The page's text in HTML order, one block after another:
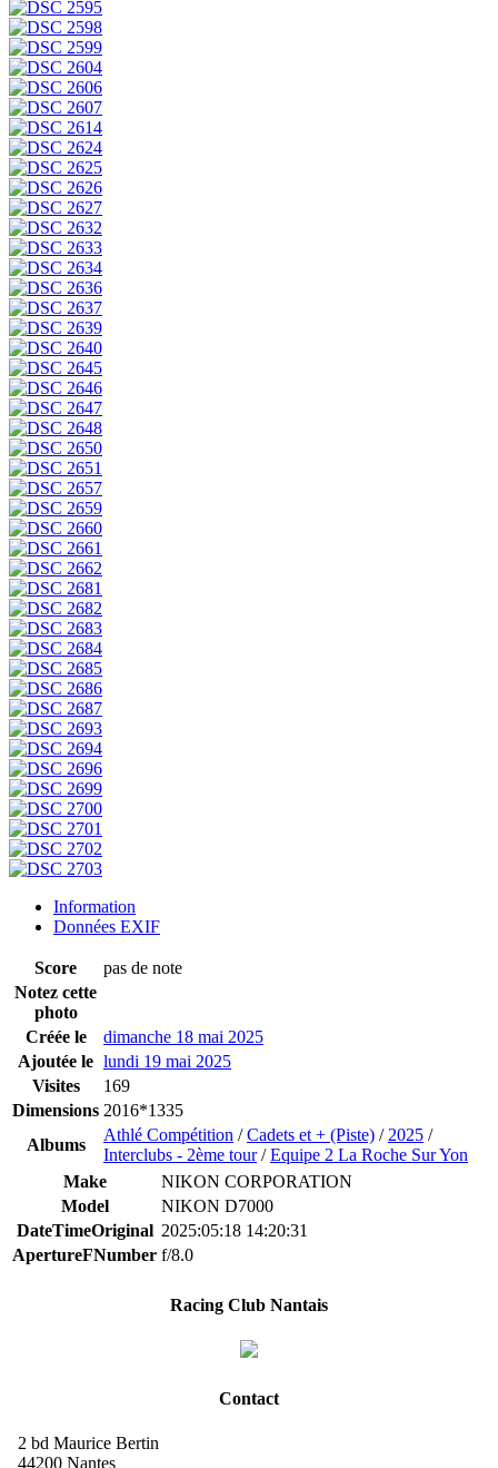
Information
Données EXIF
Score
pas de note
Notez cette
photo
Créée le
dimanche 18 mai 2025
Ajoutée le lundi 19 mai 2025
Visites
169
Dimensions 2016*1335
Albums
Athlé Compétition /Cadets et + (Piste) / 2025 /
Interclubs - 2ème tour/Equipe 2 La Roche Sur Yon
Make
NIKON CORPORATION
Model
NIKON D7000
DateTimeOriginal 2025:05:18 14:20:31
ApertureFNumber f/8.0
Racing Club Nantais
Contact
2 bd Maurice Bertin
44200 Nantes